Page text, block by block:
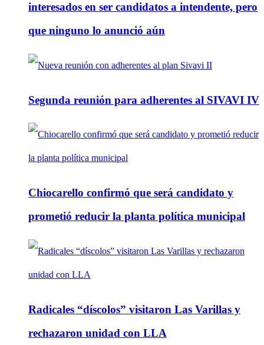
interesados en ser candidatos a intendente, pero
que ninguno lo anunció aún
Segunda reunión para adherentes al SIVAVI IV
Chiocarello confirmó que será candidato y
prometió reducir la planta política municipal
Radicales “díscolos” visitaron Las Varillas y
rechazaron unidad con LLA